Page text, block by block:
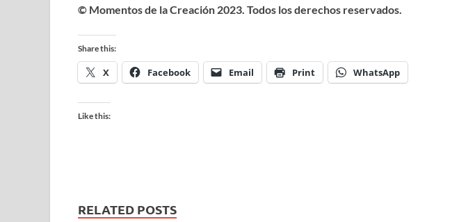
© Momentos de la Creación 2023. Todos los derechos reservados.
Share this:
X Facebook Email Print WhatsApp
Like this:
RELATED POSTS